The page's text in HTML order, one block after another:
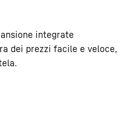
integrate
dei prezzi facile e veloce,